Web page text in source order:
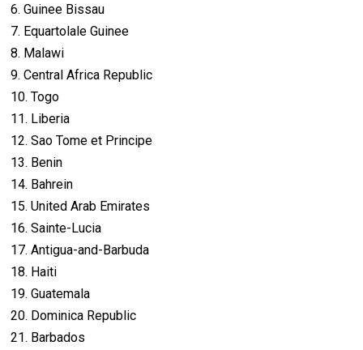
6. Guinee Bissau
7. Equartolale Guinee
8. Malawi
9. Central Africa Republic
10. Togo
11. Liberia
12. Sao Tome et Principe
13. Benin
14. Bahrein
15. United Arab Emirates
16. Sainte-Lucia
17. Antigua-and-Barbuda
18. Haiti
19. Guatemala
20. Dominica Republic
21. Barbados